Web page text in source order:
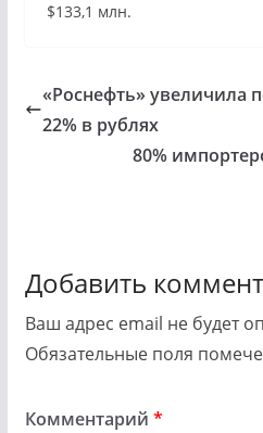
$133,1 млн.
«Роснефть» увеличила
22% в рублях
80%
Добавить
Ваш адрес email не будет
Обязательные поля
Комментарий *